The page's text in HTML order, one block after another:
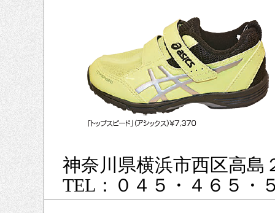
神奈川県横浜市西区高島
TEL：０４５・４６５・